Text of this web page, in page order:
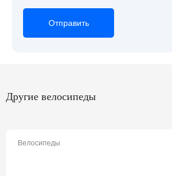
Отправить
Отправить
Отправить
Другие велосипеды
Велосипеды